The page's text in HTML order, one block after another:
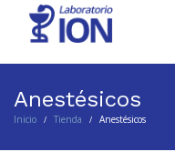
Anestésicos
Inicio / Tienda / Anestésicos